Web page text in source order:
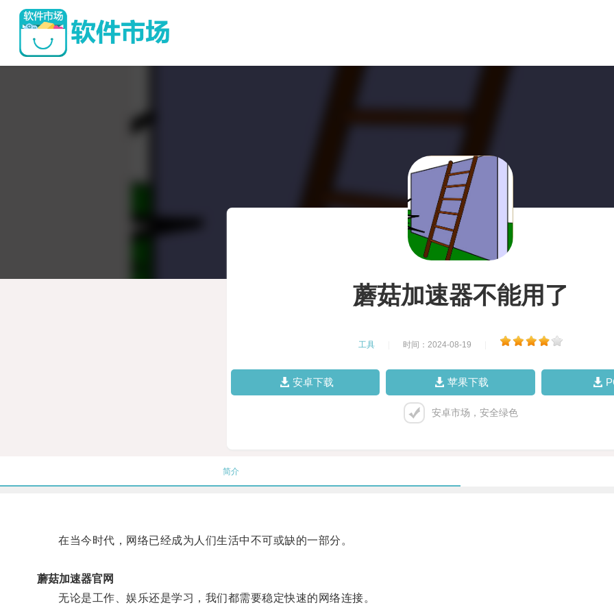
蘑菇加速器不能用了
工具 时间：2024-08-19
安卓下载 苹果下载
安卓市场，安全绿色
简介
在当今时代，网络已经成为人们生活中不可或缺的一部分。
蘑菇加速器官网
无论是工作、娱乐还是学习，我们都需要稳定快速的网络连接。